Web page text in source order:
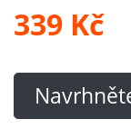
339 Kč